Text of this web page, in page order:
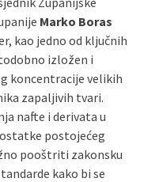
Marko Boras
kao jedno od ključnih
izložen i
koncentracije velikih
zapaljivih tvari.
nafte i derivata u
postojećeg
pooštriti zakonsku
kako bi se